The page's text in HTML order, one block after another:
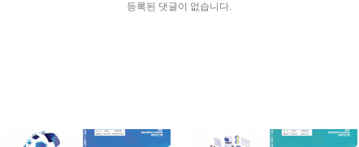
등록된 댓글이 없습니다.